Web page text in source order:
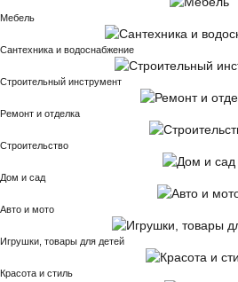
Мебель
Сантехника и водоснабжение
Строительный инструмент
Ремонт и отделка
Строительство
Дом и сад
Авто и мото
Игрушки, товары для детей
Красота и стиль